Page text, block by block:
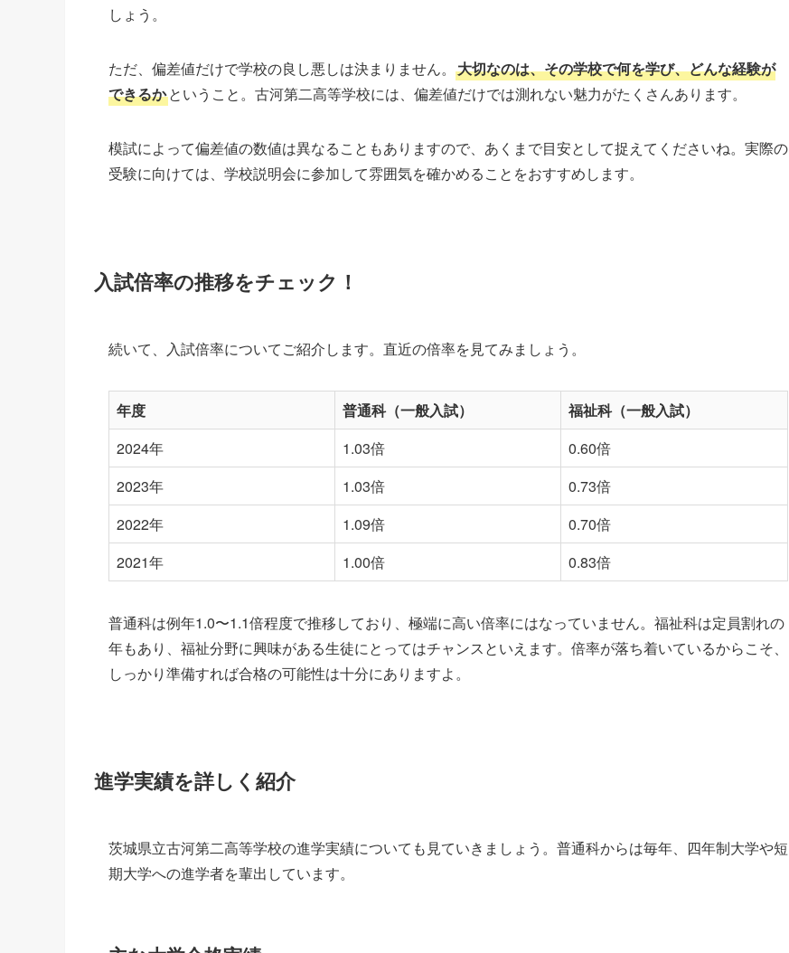
しょう。
ただ、偏差値だけで学校の良し悪しは決まりません。 大切なのは、その学校で何を学び、どんな経験が
できるかということ。古河第二高等学校には、偏差値だけでは測れない魅力がたくさんあります。
模試によって偏差値の数値は異なることもありますので、あくまで目安として捉えてくださいね。実際の
受験に向けては、学校説明会に参加して雰囲気を確かめることをおすすめします。
入試倍率の推移をチェック！
続いて、入試倍率についてご紹介します。直近の倍率を見てみましょう。
年度 普通科（一般入試）
福祉科（一般入試）
2024年
1.03倍
0.60倍
2023年
1.03倍
0.73倍
2022年
1.09倍
0.70倍
2021年
1.00倍 0.83倍
普通科は例年1.0〜1.1倍程度で推移しており、極端に高い倍率にはなっていません。福祉科は定員割れの
年もあり、福祉分野に興味がある生徒にとってはチャンスといえます。倍率が落ち着いているからこそ、
しっかり準備すれば合格の可能性は十分にありますよ。
進学実績を詳しく紹介
茨城県立古河第二高等学校の進学実績についても見ていきましょう。普通科からは毎年、四年制大学や短
期大学への進学者を輩出しています。